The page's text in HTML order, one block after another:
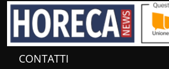
CONTATTI